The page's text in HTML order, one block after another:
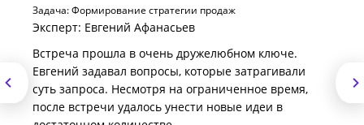
Задача: Формирование стратегии продаж
Эксперт: Евгений Афанасьев
Встреча прошла в очень дружелюбном ключе.
Евгений задавал вопросы, которые затрагивали
суть запроса. Несмотря на ограниченное время,
после встречи удалось унести новые идеи в